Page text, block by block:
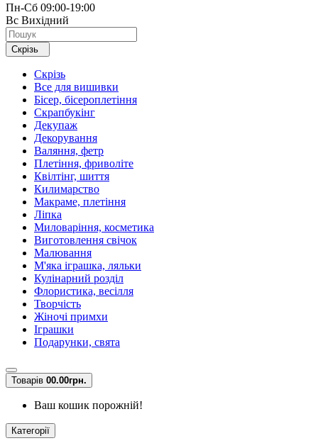
Пн-Сб 09:00-19:00
Вс Вихідний
Скрізь
Скрізь
Все для вишивки
Бісер, бісероплетіння
Скрапбукінг
Декупаж
Декорування
Валяння, фетр
Плетіння, фриволіте
Квілтінг, шиття
Килимарство
Макраме, плетіння
Ліпка
Миловаріння, косметика
Виготовлення свічок
Малювання
М'яка іграшка, ляльки
Кулінарний розділ
Флористика, весілля
Творчість
Жіночі примхи
Іграшки
Подарунки, свята
Товарів 00.00грн.
Ваш кошик порожній!
Категорії